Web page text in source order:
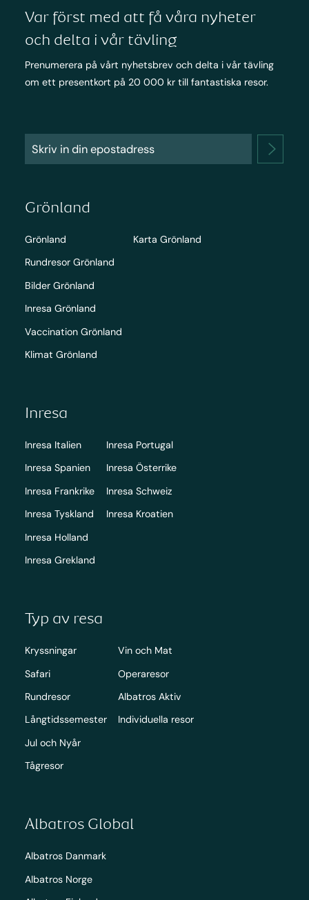
Var först med att få våra nyheter
och delta i vår tävling
Prenumerera på vårt nyhetsbrev och delta i vår tävling
om ett presentkort på 20 000 kr till fantastiska resor.
Grönland
Grönland
Rundresor Grönland
Bilder Grönland
Inresa Grönland
Vaccination Grönland
Klimat Grönland
Karta Grönland
Inresa
Inresa Italien
Inresa Spanien
Inresa Frankrike
Inresa Tyskland
Inresa Holland
Inresa Grekland
Inresa Portugal
Inresa Österrike
Inresa Schweiz
Inresa Kroatien
Typ av resa
Kryssningar
Safari
Rundresor
Långtidssemester
Jul och Nyår
Tågresor
Vin och Mat
Operaresor
Albatros Aktiv
Individuella resor
Albatros Global
Albatros Danmark
Albatros Norge